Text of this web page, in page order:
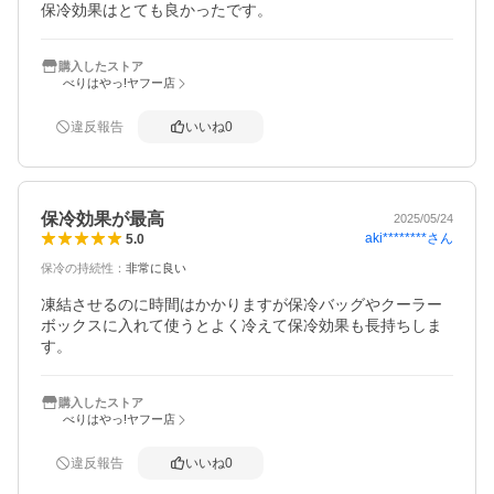
購入したストア
べりはやっ!ヤフー店
違反報告 いいね0
保冷効果が最高 2025/05/24
5.0 aki********さん
保冷の持続性 ： 非常に良い
凍結させるのに時間はかかりますが保冷バッグやクーラー
ボックスに入れて使うとよく冷えて保冷効果も長持ちしま
す。
購入したストア
べりはやっ!ヤフー店
違反報告 いいね0